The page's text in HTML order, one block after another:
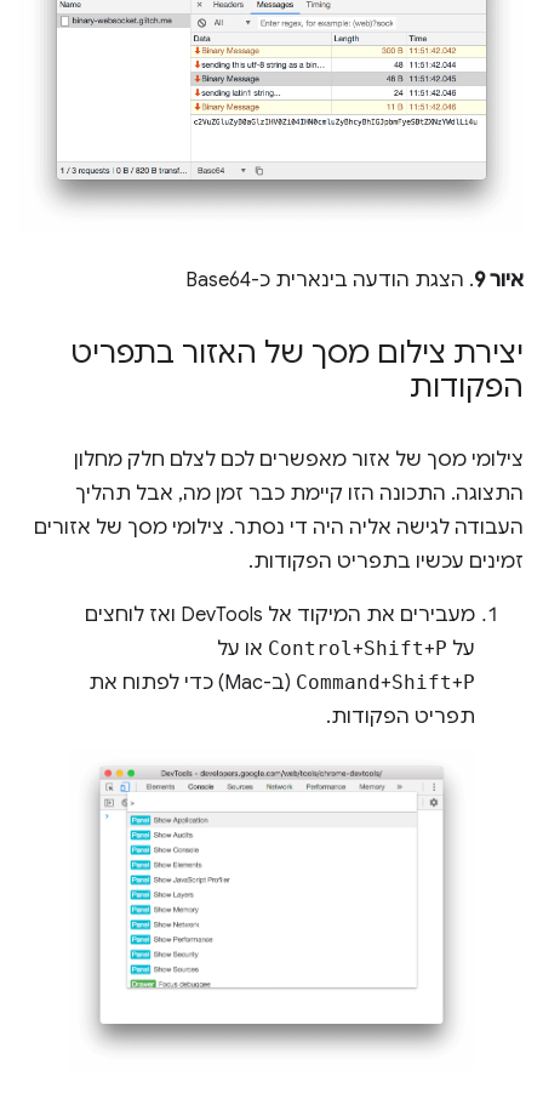
איור 9 . הצגת הודעה בינארית כ-Base64
יצירת צילום מסך של האזור בתפריט
הפקודות
צילומי מסך של אזור מאפשרים לכם לצלם חלק מחלון
התצוגה. התכונה הזו קיימת כבר זמן מה, אבל תהליך
העבודה לגישה אליה היה די נסתר. צילומי מסך של אזורים
זמינים עכשיו בתפריט הפקודות.
מעבירים את המיקוד אל DevTools ואז לוחצים
על
Control+Shift+P או על
Command+Shift+P
(ב-Mac) כדי לפתוח את
תפריט הפקודות.